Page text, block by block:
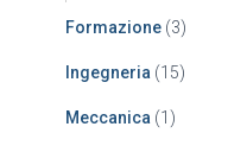
Formazione (3)
Ingegneria (15)
Meccanica (1)